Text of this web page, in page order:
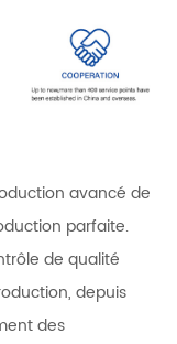
avancé de
parfaite.
de qualité
depuis
des